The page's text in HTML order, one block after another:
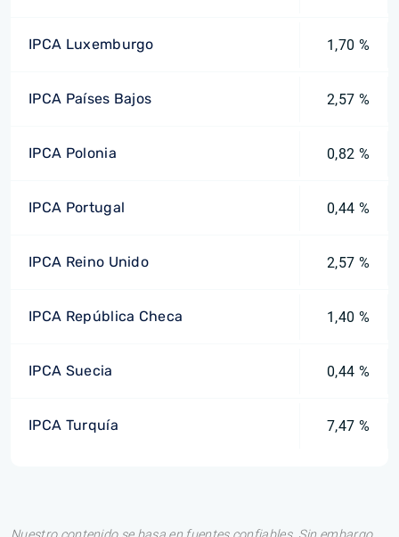
IPCA Luxemburgo 1,70 %
IPCA Países Bajos 2,57 %
IPCA Polonia 0,82 %
IPCA Portugal 0,44 %
IPCA Reino Unido 2,57 %
IPCA República Checa 1,40 %
IPCA Suecia 0,44 %
IPCA Turquía 7,47 %